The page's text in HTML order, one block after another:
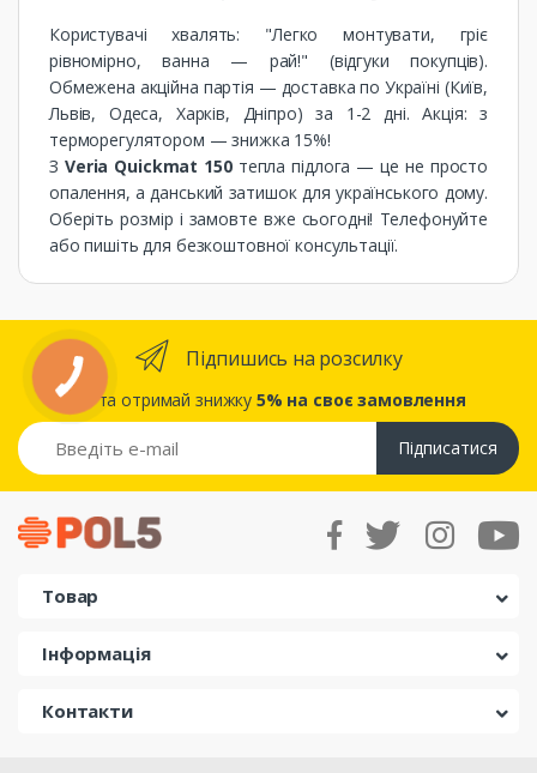
Користувачі хвалять: "Легко монтувати, гріє
рівномірно, ванна — рай!" (відгуки покупців).
Обмежена акційна партія — доставка по Україні (Київ,
Львів, Одеса, Харків, Дніпро) за 1-2 дні. Акція: з
терморегулятором — знижка 15%!
З Veria Quickmat 150тепла підлога — це не просто
опалення, а данський затишок для українського дому.
Оберіть розмір і замовте вже сьогодні! Телефонуйте
або пишіть для безкоштовної консультації.
Підпишись на розсилку
... та отримай знижку 5% на своє замовлення
Підписатися
Товар
Інформація
Контакти